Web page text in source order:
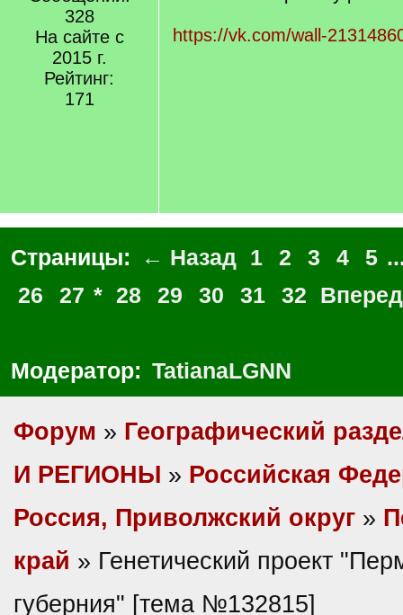
328
На сайте с
2015 г.
Рейтинг:
171
https://vk.com/wall-
Страницы: ← Назад 1 2 3 4 5
26
27 * 28 29 30 31 32
Модератор: TatianaLGNN
Форум » Географический
И РЕГИОНЫ » Российская
Россия, Приволжский округ »
край » Генетический проект
губерния" [тема №132815]